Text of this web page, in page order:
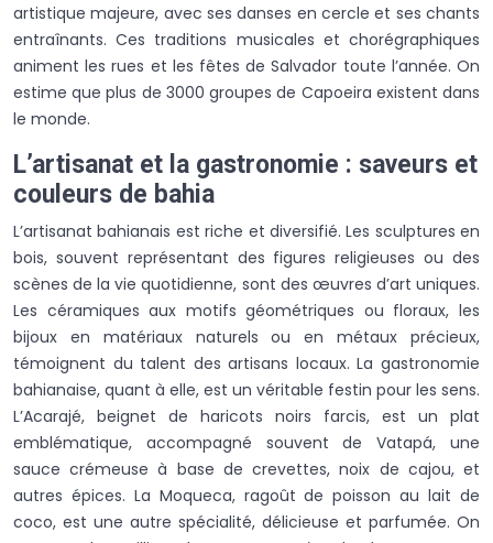
artistique majeure, avec ses danses en cercle et ses chants
entraînants. Ces traditions musicales et chorégraphiques
animent les rues et les fêtes de Salvador toute l’année. On
estime que plus de 3000 groupes de Capoeira existent dans
le monde.
L’artisanat et la gastronomie : saveurs et
couleurs de bahia
L’artisanat bahianais est riche et diversifié. Les sculptures en
bois, souvent représentant des figures religieuses ou des
scènes de la vie quotidienne, sont des œuvres d’art uniques.
Les céramiques aux motifs géométriques ou floraux, les
bijoux en matériaux naturels ou en métaux précieux,
témoignent du talent des artisans locaux. La gastronomie
bahianaise, quant à elle, est un véritable festin pour les sens.
L’Acarajé, beignet de haricots noirs farcis, est un plat
emblématique, accompagné souvent de Vatapá, une
sauce crémeuse à base de crevettes, noix de cajou, et
autres épices. La Moqueca, ragoût de poisson au lait de
coco, est une autre spécialité, délicieuse et parfumée. On